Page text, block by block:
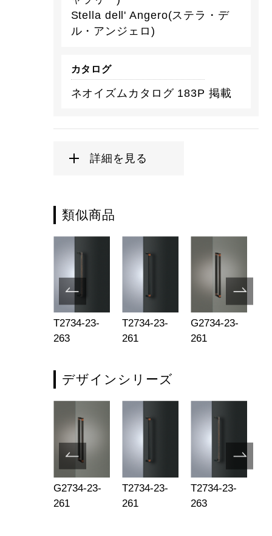
Stella dell' Angero(ステラ・デ
ル・アンジェロ)
カタログ
ネオイズムカタログ 183P 掲載
詳細を見る
類似商品
T2734-23-
263
T2734-23-
261
G2734-23-
261
デザインシリーズ
G2734-23-
261
T2734-23-
261
T2734-23-
263